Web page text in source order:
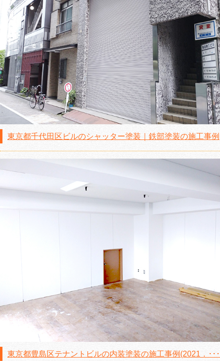
東京都千代田区ビルのシャッター塗装｜鉄部塗装の施工事例
東京都豊島区テナントビルの内装塗装の施工事例(2021．･･･